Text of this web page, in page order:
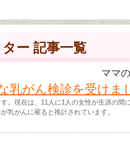
ー 記事一覧
ママ
乳がん検診を受けま
。現在は、11人に1人の女性が生涯の間
乳がんに罹ると推計されています。